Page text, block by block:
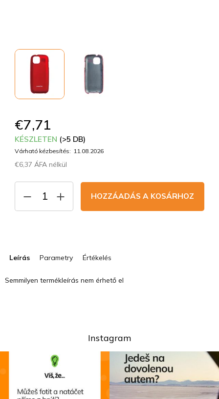
€7,71
KÉSZLETEN (>5 DB)
Várható kézbesítés: 11.08.2026
€6,37 ÁFA nélkül
HOZZÁADÁS A KOSÁRHOZ
Leírás Parametry Értékelés
Semmilyen termékleírás nem érhető el
Instagram